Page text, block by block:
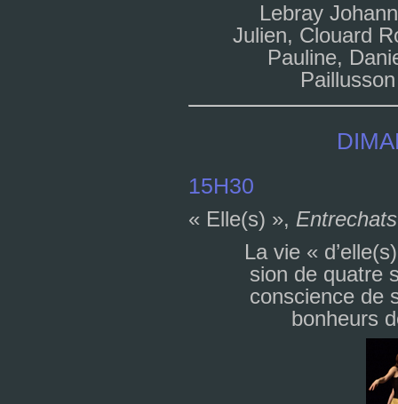
Lebray
Julien, Clouard
Pauline,
15H30
« Elle(s) », Entrechats
La vie «
sion de qua­tre
cons­cience de
bon­heurs